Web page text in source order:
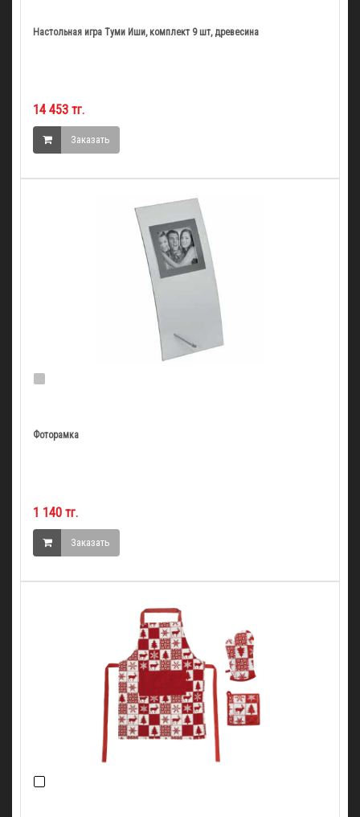
Настольная игра Туми Иши, комплект 9 шт, древесина
14 453 тг.
Заказать
Фоторамка
1 140 тг.
Заказать